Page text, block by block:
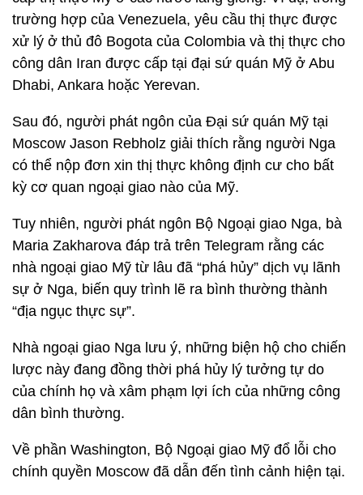
trường hợp của Venezuela, yêu cầu thị thực được
xử lý ở thủ đô Bogota của Colombia và thị thực cho
công dân Iran được cấp tại đại sứ quán Mỹ ở Abu
Dhabi, Ankara hoặc Yerevan.
Sau đó, người phát ngôn của Đại sứ quán Mỹ tại
Moscow Jason Rebholz giải thích rằng người Nga
có thể nộp đơn xin thị thực không định cư cho bất
kỳ cơ quan ngoại giao nào của Mỹ.
Tuy nhiên, người phát ngôn Bộ Ngoại giao Nga, bà
Maria Zakharova đáp trả trên Telegram rằng các
nhà ngoại giao Mỹ từ lâu đã “phá hủy” dịch vụ lãnh
sự ở Nga, biến quy trình lẽ ra bình thường thành
“địa ngục thực sự”.
Nhà ngoại giao Nga lưu ý, những biện hộ cho chiến
lược này đang đồng thời phá hủy lý tưởng tự do
của chính họ và xâm phạm lợi ích của những công
dân bình thường.
Về phần Washington, Bộ Ngoại giao Mỹ đổ lỗi cho
chính quyền Moscow đã dẫn đến tình cảnh hiện tại.